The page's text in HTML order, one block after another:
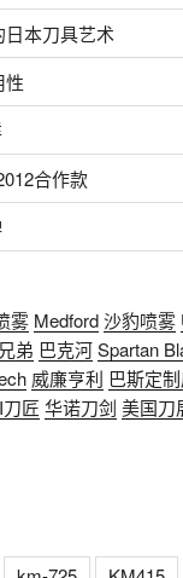
本刀具艺术
性
合作款
雾 Medford沙豹喷雾
弟 巴克河Spartan
威廉亨利 巴斯定
匠 华诺刀剑 美国刀